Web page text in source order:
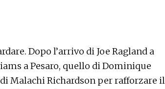
Dopo l’arrivo di Joe Ragland a
a Pesaro, quello di Dominique
Malachi Richardson per rafforzare il